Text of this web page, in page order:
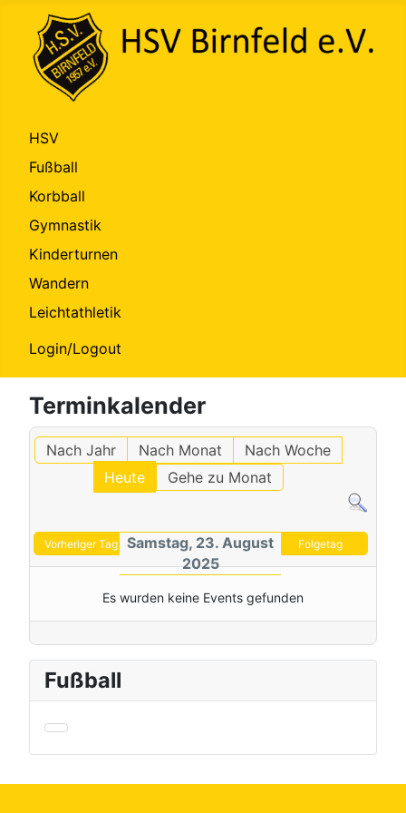
HSV
Fußball
Korbball
Gymnastik
Kinderturnen
Wandern
Leichtathletik
Login/Logout
Terminkalender
Nach Jahr Nach Monat
Nach Woche
Heute
Gehe zu Monat
Vorheriger Tag
Samstag, 23. August
2025
Folgetag
Es wurden keine Events gefunden
Fußball